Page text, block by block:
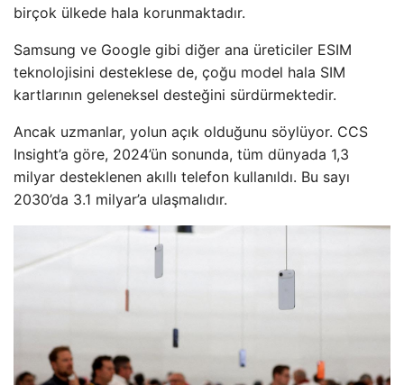
birçok ülkede hala korunmaktadır.
Samsung ve Google gibi diğer ana üreticiler ESIM
teknolojisini desteklese de, çoğu model hala SIM
kartlarının geleneksel desteğini sürdürmektedir.
Ancak uzmanlar, yolun açık olduğunu söylüyor. CCS
Insight’a göre, 2024’ün sonunda, tüm dünyada 1,3
milyar desteklenen akıllı telefon kullanıldı. Bu sayı
2030’da 3.1 milyar’a ulaşmalıdır.